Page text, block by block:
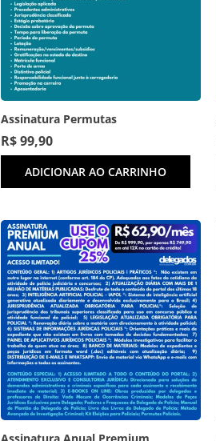
Assinatura Permutas
R$99,90
ADICIONAR AO CARRINHO
Assinatura Anual Premium